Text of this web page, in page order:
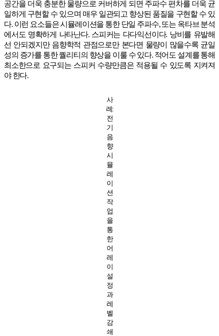
공간을 더욱 충분한 물량으로 커버하게 되면 주파수 편차를 더욱 균
일하게 구현할 수 있으며 매우 일관되고 향상된 품질을 구현할 수 있
다. 이런 요소들은 시뮬레이션을 통한 단일 주파수, 또는 옥타브 분석
에서도 명확하게 나타난다. 스피커는 다다익선이다. 낭비를 유발해
선 안되겠지만 음향학적 관점으로만 본다면 물량이 많을수록 균일
성의 증가를 통한 퀄리티의 향상을 이룰 수 있다. 적어도 설계를 통해
최소한으로 요구되는 스피커 수량만큼은 적용될 수 있도록 지켜져
야 한다.
사
례:
전
기
음
향
시
뮬
레
이
션
작
업
을
통
한
어
레
이
설
정
과
레
벨
감
쇄